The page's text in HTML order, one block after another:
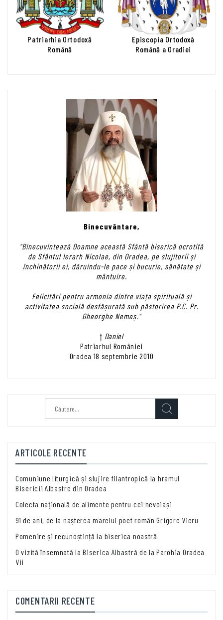
Patriarhia Ortodoxă
Română
Episcopia Ortodoxă
Română a Oradiei
Binecuvântare,
"Binecuvintează Doamne această Sfântă biserică ocrotită
de Sfântul Ierarh Nicolae, din Oradea, pe slujitorii și
închinătorii ei, dăruindu-le pace și bucurie, sănătate și
mântuire.
Felicitări pentru armonia dintre viața spirituală și
activitatea socială desfășurată sub păstorirea P.C. Pr.
Gheorghe Nemeș."
† Daniel
Patriarhul României
Oradea 18 septembrie 2010
după:
ARTICOLE RECENTE
Comuniune liturgică și slujire filantropică la hramul
Bisericii Albastre din Oradea
Colecta națională de alimente pentru cei nevoiași
91 de ani, de la nașterea marelui poet român Grigore Vieru
Pomenire și recunoștință la biserica noastră
O vizită însemnată la Biserica Albastră de la Parohia Oradea
Vii
COMENTARII RECENTE